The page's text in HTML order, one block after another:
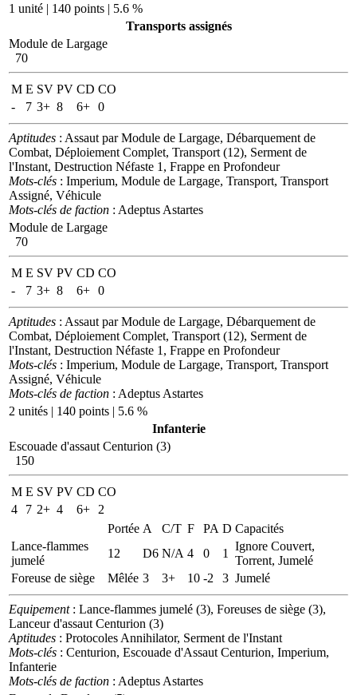
1 unité | 140 points | 5.6 %
Transports assignés
Module de Largage
70
M E SV PV CD CO
-
7 3+ 8 6+ 0
Aptitudes : Assaut par Module de Largage, Débarquement de
Combat, Déploiement Complet, Transport (12), Serment de
l'Instant, Destruction Néfaste 1, Frappe en Profondeur
Mots-clés : Imperium, Module de Largage, Transport, Transport
Assigné, Véhicule
Mots-clés de faction : Adeptus Astartes
Module de Largage
70
M E SV PV CD CO
-
7 3+ 8 6+ 0
Aptitudes : Assaut par Module de Largage, Débarquement de
Combat, Déploiement Complet, Transport (12), Serment de
l'Instant, Destruction Néfaste 1, Frappe en Profondeur
Mots-clés : Imperium, Module de Largage, Transport, Transport
Assigné, Véhicule
Mots-clés de faction : Adeptus Astartes
2 unités | 140 points | 5.6 %
Infanterie
Escouade d'assaut Centurion (3)
150
M E SV PV CD CO
4
7 2+ 4 6+
2
Portée A C/T F PA D Capacités
Lance-flammes
jumelé
12 D6 N/A 4 0 1
Ignore Couvert,
Torrent, Jumelé
Foreuse de siège
Mêlée 3 3+ 10 -2 3 Jumelé
Equipement: Lance-flammes jumelé (3), Foreuses de siège (3),
Lanceur d'assaut Centurion (3)
Aptitudes : Protocoles Annihilator, Serment de l'Instant
Mots-clés : Centurion, Escouade d'Assaut Centurion, Imperium,
Infanterie
Mots-clés de faction : Adeptus Astartes